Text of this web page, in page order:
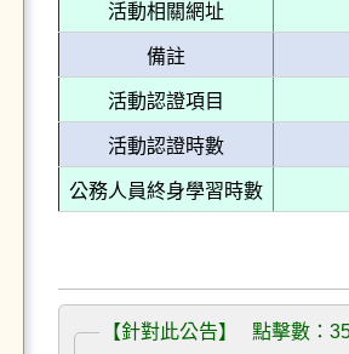
活動相關網址
備註
活動認證項目
活動認證時數
公務人員終身學習時數
【針對此公告】 點擊數：